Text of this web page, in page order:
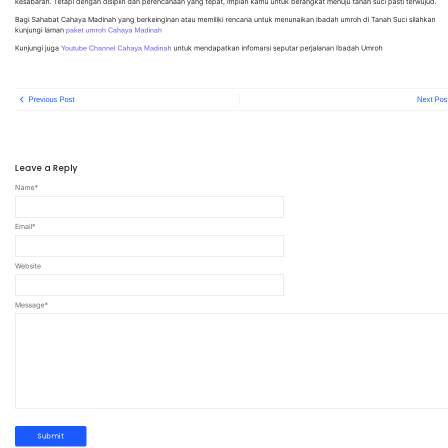
Bagi Sahabat Cahaya Madinah yang berkeinginan atau memiliki rencana untuk menunaikan ibadah umroh di Tanah Suci silahkan
kunjungi laman paket umroh Cahaya Madinah
Kunjungi juga Youtube Channel Cahaya Madinah untuk mendapatkan infomarsi seputar perjalanan Ibadah Umroh
Previous Post Next
Leave a Reply
Message*
Name*
Email*
Website